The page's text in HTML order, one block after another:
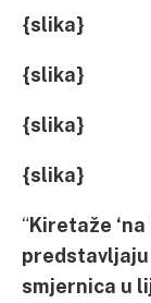
{slika}
{slika}
{slika}
{slika}
“Kiretaže ‘na
smjernica u